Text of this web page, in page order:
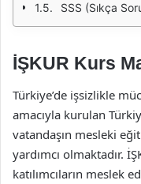
SSS (Sıkça
İŞKUR Kurs
Türkiye’de işsizlikle
amacıyla kurulan
vatandaşın mesleki
yardımcı olmaktadır.
katılımcıların meslek